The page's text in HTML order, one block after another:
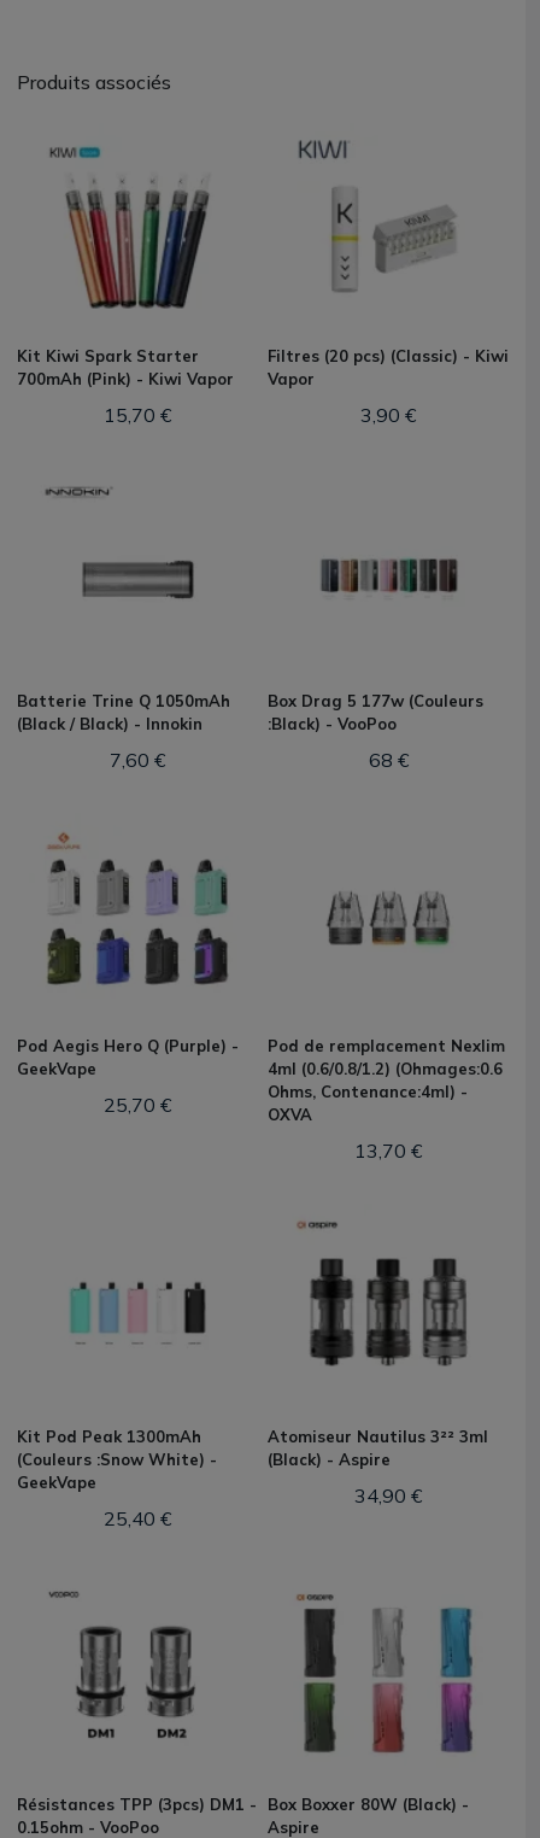
Produits associés
Kit Kiwi Spark Starter
700mAh (Pink) - Kiwi Vapor
15,70 €
Filtres (20 pcs) (Classic) - Kiwi
Vapor
3,90 €
Batterie Trine Q 1050mAh
(Black / Black) - Innokin
7,60 €
Box Drag 5 177w (Couleurs
:Black) - VooPoo
68 €
Pod Aegis Hero Q (Purple) -
GeekVape
25,70 €
Pod de remplacement Nexlim
4ml (0.6/0.8/1.2) (Ohmages:0.6
Ohms, Contenance:4ml) -
OXVA
13,70 €
Kit Pod Peak 1300mAh
(Couleurs :Snow White) -
GeekVape
25,40 €
Atomiseur Nautilus 3²² 3ml
(Black) - Aspire
34,90 €
Résistances TPP (3pcs) DM1 -
0.15ohm - VooPoo
Box Boxxer 80W (Black) -
Aspire